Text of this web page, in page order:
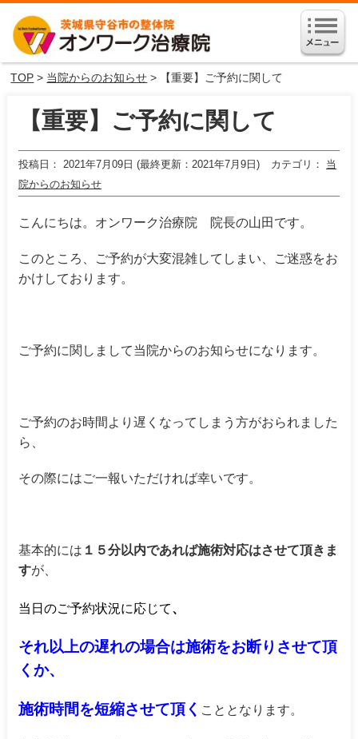
TOP > 当院からのお知らせ > 【重要】ご予約に関して
【重要】ご予約に関して
投稿日 2021年7月09日 (最終更新：2021年7月9日) カテゴリ
当
院からのお知らせ
こんにちは。オンワーク治療院 院長の山田です。
このところ、ご予約が大変混雑してしまい、ご迷惑をお
かけしております。
ご予約に関しまして当院からのお知らせになります。
ご予約のお時間より遅くなってしまう方がおられました
ら、
その際にはご一報いただければ幸いです。
基本的には １５分以内であれば施術対応はさせて頂きま
すが、
当日のご予約状況に応じて、
それ以上の遅れの場合は施術をお断りさせて頂
くか、
施術時間を短縮させて頂く こととなります。